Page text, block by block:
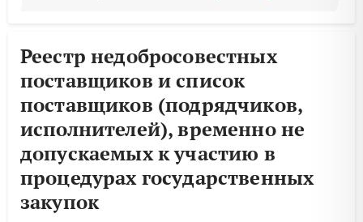
Реестр недобросовестных
поставщиков и список
поставщиков (подрядчиков,
исполнителей), временно не
допускаемых к участию в
процедурах государственных
закупок